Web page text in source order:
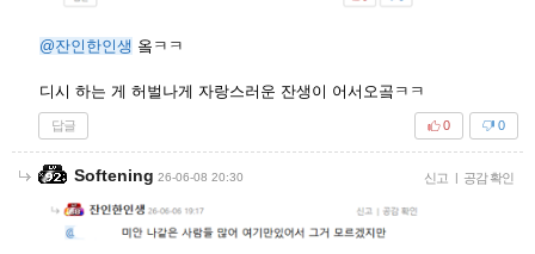
@잔인한인생 옼ㅋㅋ
디시 하는 게 허벌나게 자랑스러운 잔생이 어서오곸ㅋㅋ
답글 0
0
Softening 26-06-08 20:30 신고 | 공감 확인